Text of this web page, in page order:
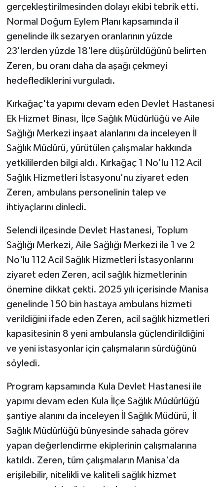
gerçekleştirilmesinden dolayı ekibi tebrik etti.
Normal Doğum Eylem Planı kapsamında il
genelinde ilk sezaryen oranlarının yüzde
23'lerden yüzde 18'lere düşürüldüğünü belirten
Zeren, bu oranı daha da aşağı çekmeyi
hedeflediklerini vurguladı.
Kırkağaç'ta yapımı devam eden Devlet Hastanesi
Ek Hizmet Binası, İlçe Sağlık Müdürlüğü ve Aile
Sağlığı Merkezi inşaat alanlarını da inceleyen İl
Sağlık Müdürü, yürütülen çalışmalar hakkında
yetkililerden bilgi aldı. Kırkağaç 1 No'lu 112 Acil
Sağlık Hizmetleri İstasyonu'nu ziyaret eden
Zeren, ambulans personelinin talep ve
ihtiyaçlarını dinledi.
Selendi ilçesinde Devlet Hastanesi, Toplum
Sağlığı Merkezi, Aile Sağlığı Merkezi ile 1 ve 2
No'lu 112 Acil Sağlık Hizmetleri İstasyonlarını
ziyaret eden Zeren, acil sağlık hizmetlerinin
önemine dikkat çekti. 2025 yılı içerisinde Manisa
genelinde 150 bin hastaya ambulans hizmeti
verildiğini ifade eden Zeren, acil sağlık hizmetleri
kapasitesinin 8 yeni ambulansla güçlendirildiğini
ve yeni istasyonlar için çalışmaların sürdüğünü
söyledi.
Program kapsamında Kula Devlet Hastanesi ile
yapımı devam eden Kula İlçe Sağlık Müdürlüğü
şantiye alanını da inceleyen İl Sağlık Müdürü, İl
Sağlık Müdürlüğü bünyesinde sahada görev
yapan değerlendirme ekiplerinin çalışmalarına
katıldı. Zeren, tüm çalışmaların Manisa'da
erişilebilir, nitelikli ve kaliteli sağlık hizmet